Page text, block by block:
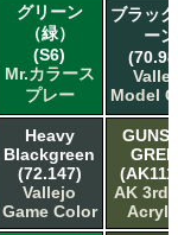
グリーン
（緑）
(S6)
Mr.カラース
プレー
ブラッ
ーン
Model
Heavy
Blackgreen
(72.147)
Vallejo
Game Color
AK 3rd